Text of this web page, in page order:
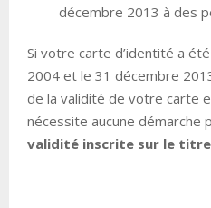
décembre 2013 à des
Si votre carte d’identité a
2004 et le 31 décembre
de la validité de votre carte
nécessite aucune démarche
validité inscrite sur le titre